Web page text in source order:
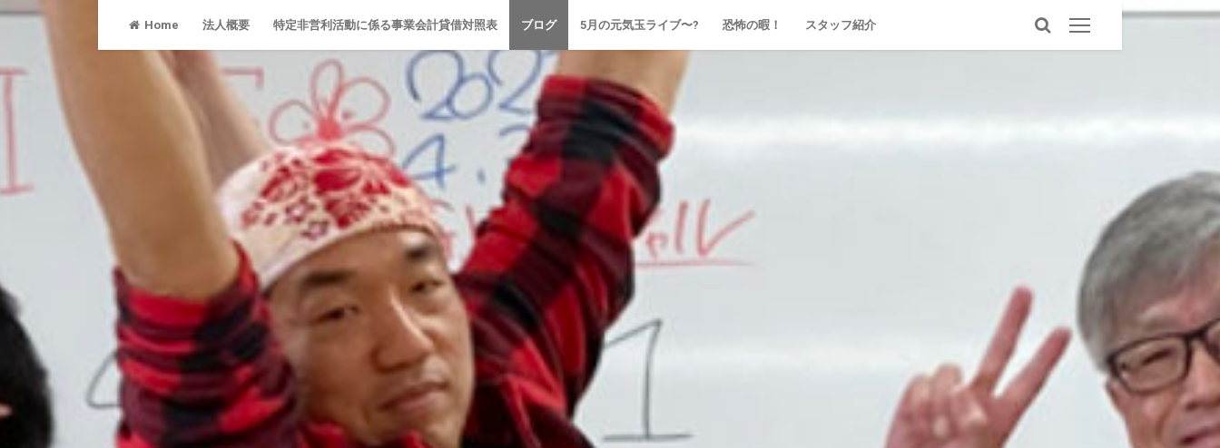
Skip
Home 法人概要 特定非営利活動に係る事業会計貸借対照表 ブログ 5月の元気玉ライブ〜? 恐怖の暇！ スタッフ紹介